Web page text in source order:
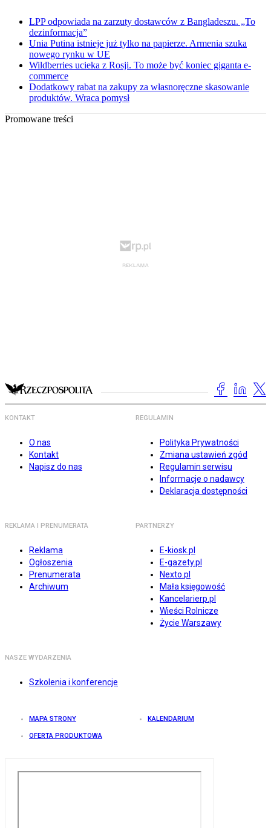
LPP odpowiada na zarzuty dostawców z Bangladeszu. „To
dezinformacja”
Unia Putina istnieje już tylko na papierze. Armenia szuka
nowego rynku w UE
Wildberries ucieka z Rosji. To może być koniec giganta e-
commerce
Dodatkowy rabat na zakupy za własnoręczne skasowanie
produktów. Wraca pomysł
Promowane treści
KONTAKT
O nas
Kontakt
Napisz do nas
REGULAMIN
Polityka Prywatności
Zmiana ustawień zgód
Regulamin serwisu
Informacje o nadawcy
Deklaracja dostępności
REKLAMA I PRENUMERATA
Reklama
Ogłoszenia
Prenumerata
Archiwum
PARTNERZY
E-kiosk.pl
E-gazety.pl
Nexto.pl
Mała księgowość
Kancelarierp.pl
Wieści Rolnicze
Życie Warszawy
NASZE WYDARZENIA
Szkolenia i konferencje
MAPA STRONY KALENDARIUM
OFERTA PRODUKTOWA